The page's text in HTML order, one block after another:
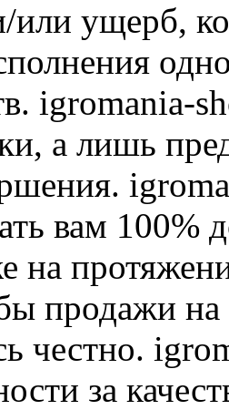
или ущерб,
igromania-
а лишь
вам 100%
на
продажи
честно.
за